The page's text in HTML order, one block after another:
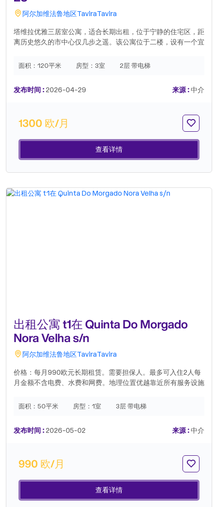
阿尔加维法鲁地区TaviraTavira
塔维拉优雅三居室公寓，适合长期出租，位于宁静的住宅区，距
离历史悠久的市中心仅几步之遥。该公寓位于二楼，设有一个宜
紧密相连。室内布局经过精心设计，兼顾舒适性和实用性，包括
方便租户轻松个性化空间。良好的能源效率确保全年舒适，同时
位置，结合了住宅区的宁静与塔维拉的餐厅、当地商店、服务和
休闲区的近距离。它在宁静的生活与方便地享受小镇所提供的一
切之间取得了完美的平衡。对于那些在阿尔加维寻找高质量长期
租赁房产的人来说，无论是作为主要住所还是作为在葡萄牙南部
享受更轻松精致生活方式的基地，这处房产都是一个绝佳的机
面积： 120平米 房型： 3室 2层 带电梯
发布时间 :2026-04-29 来源 :中介
1300 欧/月
查看详情
出租公寓 t1在 Quinta Do Morgado
Nora Velha s/n
阿尔加维法鲁地区TaviraTavira
价格：每月990欧元长期租赁。需要担保人。最多可入住2人每
月金额不含电费、水费和网费。地理位置优越靠近所有服务设施
塔维拉最美丽的地区之一，翻新过，现代且宽敞楼内有电梯，门
产，它就像新的一样，并以精致迷人的细节呈现。现代卧室和设
面积： 50平米 房型： 1室 3层 带电梯
发布时间 :2026-05-02 来源 :中介
990 欧/月
查看详情